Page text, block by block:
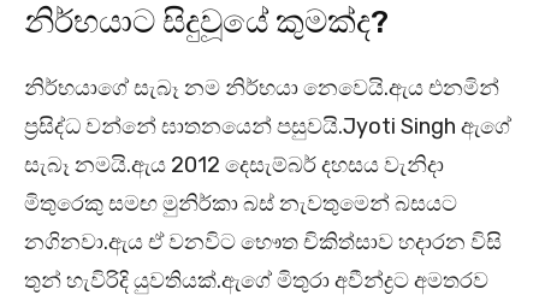
නිර්භයාට සිදුවූයේ කුමක්ද?
නිර්භයාගේ සැබෑ නම නිර්භයා නෙවෙයි.ඇය එනමින්
ප්‍රසිද්ධ වන්නේ ඝාතනයෙන් පසුවයි.Jyoti Singh ඇගේ
සැබෑ නමයි.ඇය 2012 දෙසැම්බර් දහසය වැනිදා
මිතුරෙකු සමඟ මුනිර්කා බස් නැවතුමෙන් බසයට
නගිනවා.ඇය ඒ වනවිට භෞත චිකිත්සාව හදාරන විසි
තුන් හැවිරිදි යුවතියක්.ඇගේ මිතුරා අවීන්ද්‍රට අමතරව